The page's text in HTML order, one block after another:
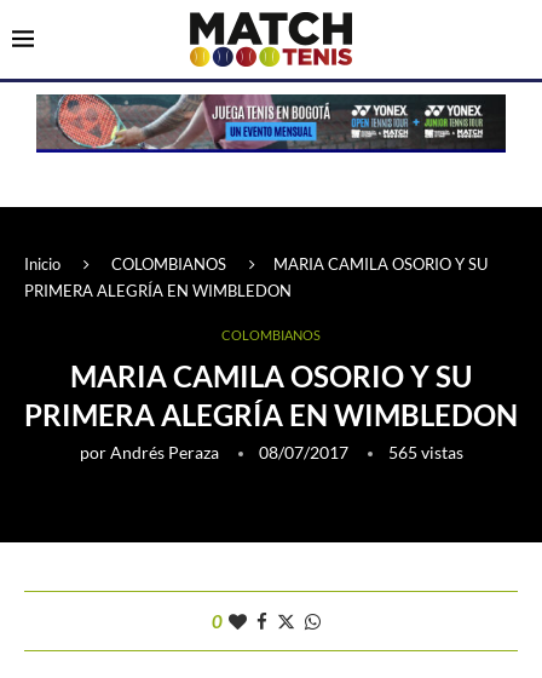
Inicio COLOMBIANOS
MARIA CAMILA OSORIO Y SU
PRIMERA ALEGRÍA EN WIMBLEDON
COLOMBIANOS
MARIA CAMILA OSORIO Y SU
PRIMERA ALEGRÍA EN WIMBLEDON
porAndrés Peraza 08/07/2017 565 vistas
0